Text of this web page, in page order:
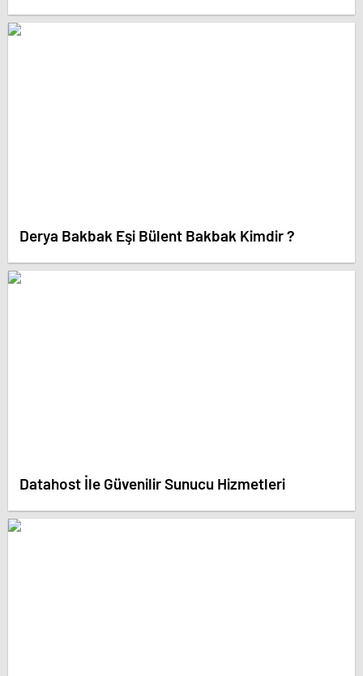
Derya Bakbak Eşi Bülent Bakbak Kimdir ?
Datahost İle Güvenilir Sunucu Hizmetleri